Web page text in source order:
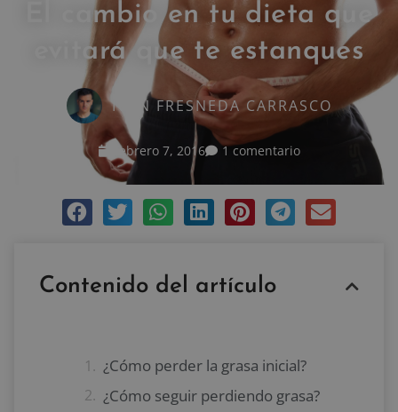
El cambio en tu dieta que
evitará que te estanques
IVAN FRESNEDA CARRASCO
febrero 7, 2016 1 comentario
Contenido del artículo
¿Cómo perder la grasa inicial?
¿Cómo seguir perdiendo grasa?